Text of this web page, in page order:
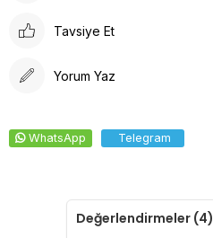
Tavsiye Et
Yorum Yaz
WhatsApp Telegram
Değerlendirmeler (4)